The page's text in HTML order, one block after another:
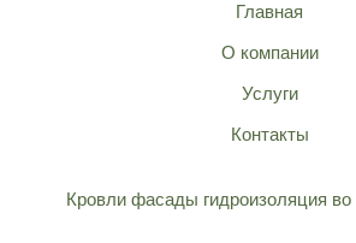
Главная
О компании
Услуги
Контакты
Кровли фасады гидроизоляция во